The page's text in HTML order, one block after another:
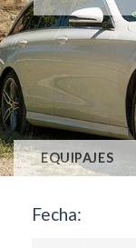
EQUIPAJES
Fecha: